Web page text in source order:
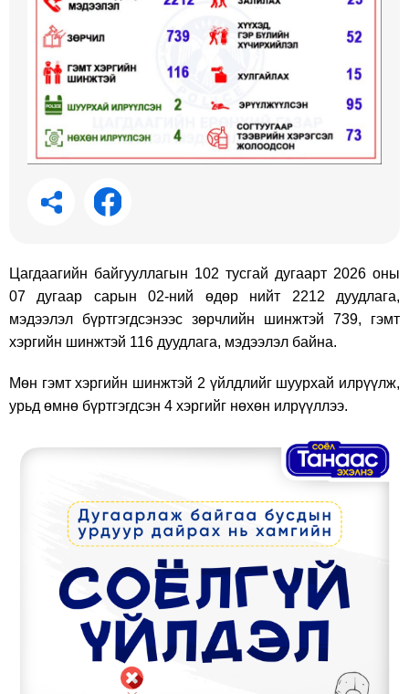
Цагдаагийн байгууллагын 102 тусгай дугаарт 2026 оны
07 дугаар сарын 02-ний өдөр нийт 2212 дуудлага,
мэдээлэл бүртгэгдсэнээс зөрчлийн шинжтэй 739, гэмт
хэргийн шинжтэй 116 дуудлага, мэдээлэл байна.
Мөн гэмт хэргийн шинжтэй 2 үйлдлийг шуурхай илрүүлж,
урьд өмнө бүртгэгдсэн 4 хэргийг нөхөн илрүүллээ.